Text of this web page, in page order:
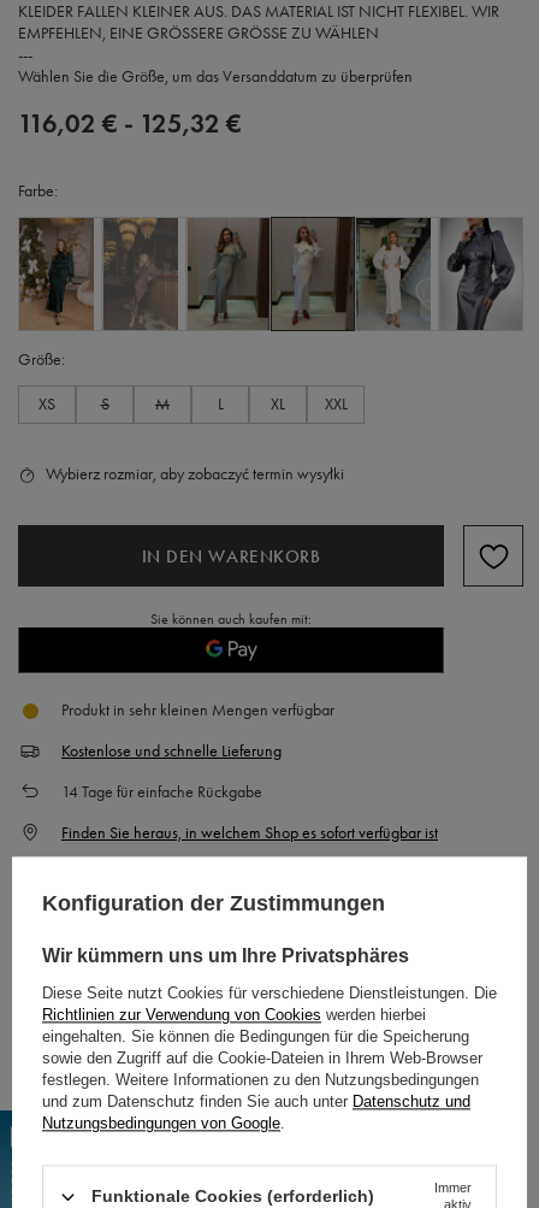
KLEIDER FALLEN KLEINER AUS. DAS MATERIAL IST NICHT FLEXIBEL. WIR
EMPFEHLEN, EINE GRÖSSERE GRÖSSE ZU WÄHLEN
---
Wählen Sie die Größe, um das Versanddatum zu überprüfen
Farbe
Größe
XS S M L XL XXL
116,02 € - 125,32 €
Wybierz rozmiar, aby zobaczyć termin wysyłki
IN DEN WARENKORB
Sie können auch kaufen mit:
Produkt in sehr kleinen Mengen verfügbar
Kostenlose und schnelle Lieferung
14Tage für einfache Rückgabe
Finden Sie heraus, in welchem Shop es sofort verfügbar ist
Kostenlose Lieferung an paketmaschine
Smile - Lieferungen von Online-Shops sind bei einer Bestellung von €11.63kostenlos
Mehr Informationen.
OPIS PRODUKTU
Die ungewöhnliche Kombination aus Stehkragen und freiliegendem Rücken
Konfiguration der Zustimmungen
Wir kümmern uns um Ihre Privatsphäres
Diese Seite nutzt Cookies für verschiedene Dienstleistungen. Die
Richtlinien zur Verwendung von Cookies werden hierbei
eingehalten. Sie können die Bedingungen für die Speicherung
sowie den Zugriff auf die Cookie-Dateien in Ihrem Web-Browser
festlegen. Weitere Informationen zu den Nutzungsbedingungen
und zum Datenschutz finden Sie auch unter Datenschutz und
Nutzungsbedingungen von Google.
Funktionale Cookies (erforderlich)
Immer
aktiv